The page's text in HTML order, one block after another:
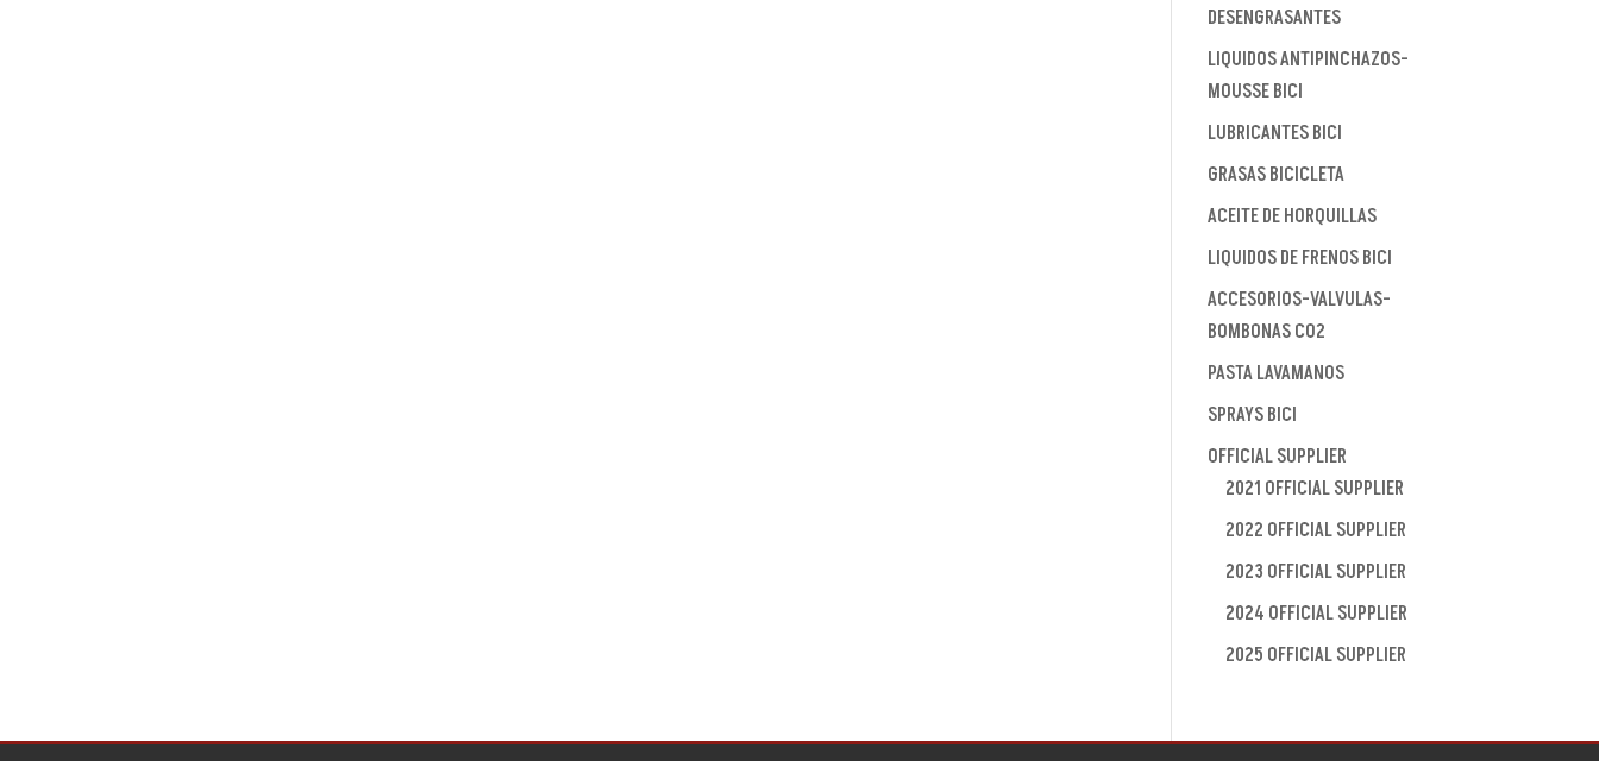
DESENGRASANTES
LIQUIDOS ANTIPINCHAZOS-
MOUSSE BICI
LUBRICANTES BICI
GRASAS BICICLETA
ACEITE DE HORQUILLAS
LIQUIDOS DE FRENOS BICI
ACCESORIOS-VALVULAS-
BOMBONAS CO2
PASTA LAVAMANOS
SPRAYS BICI
OFFICIAL SUPPLIER
2021 OFFICIAL SUPPLIER
2022 OFFICIAL SUPPLIER
2023 OFFICIAL SUPPLIER
2024 OFFICIAL SUPPLIER
2025 OFFICIAL SUPPLIER